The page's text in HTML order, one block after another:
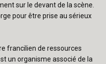
sur le devant de la scène.
pour être prise au sérieux
francilien de ressources
un organisme associé de la